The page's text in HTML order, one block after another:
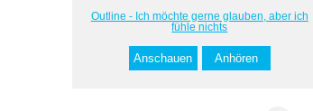
Outline - Ich möchte gerne glauben, aber ich
fühle nichts
Anschauen Anhören